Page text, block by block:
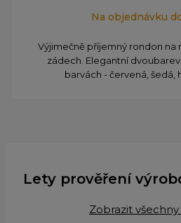
Na objednávku
Výjimečně příjemný rondon na
zádech. Elegantní
barvách - červená, šedá,
Lety prověření
Zobrazit